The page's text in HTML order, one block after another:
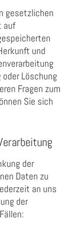
gesetzlichen
auf
und
Löschung
Fragen zum
Sie sich
der
Daten zu
an uns
der